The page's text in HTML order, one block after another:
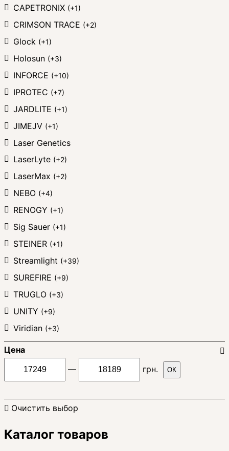
CAPETRONIX (+1)
CRIMSON TRACE (+2)
Glock (+1)
Holosun (+3)
INFORCE (+10)
IPROTEC (+7)
JARDLITE (+1)
JIMEJV (+1)
Laser Genetics
LaserLyte (+2)
LaserMax (+2)
NEBO (+4)
RENOGY (+1)
Sig Sauer (+1)
STEINER (+1)
Streamlight (+39)
SUREFIRE (+9)
TRUGLO (+3)
UNITY (+9)
Viridian (+3)
Цена
—
грн. ОК
Очистить выбор
Каталог товаров